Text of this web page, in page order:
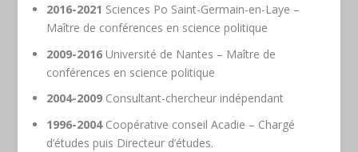
2016-2021 Sciences Po Saint-Germain-en-Laye –
Maître de conférences en science politique
2009-2016 Université de Nantes – Maître de
conférences en science politique
2004-2009 Consultant-chercheur indépendant
1996-2004Coopérative conseil Acadie – Chargé
d’études puis Directeur d’études.